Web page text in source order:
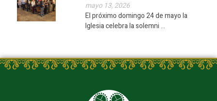
mayo 13, 2026
El próximo domingo 24 de mayo la
Iglesia celebra la solemni ...